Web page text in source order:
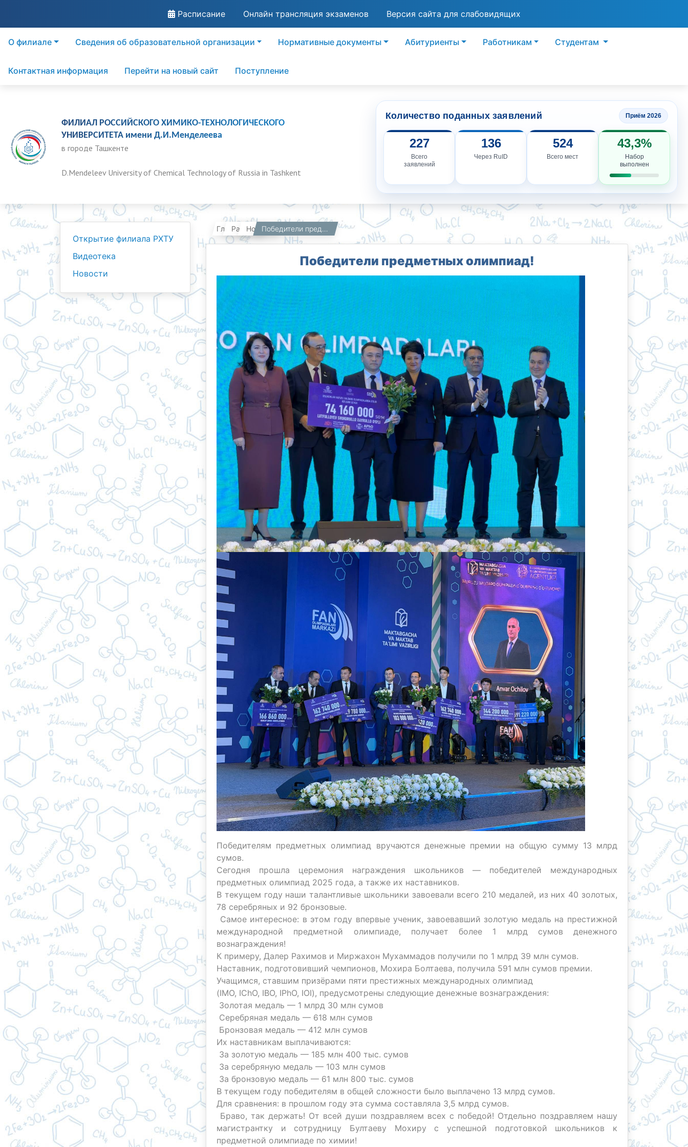
Расписание Онлайн трансляция экзаменов Версия сайта для слабовидящих
О филиале Сведения об образовательной организации Нормативные документы Абитуриенты Работникам Студентам
Контактная информация Перейти на новый сайт Поступление
ФИЛИАЛ РОССИЙСКОГО ХИМИКО-ТЕХНОЛОГИЧЕСКОГО
УНИВЕРСИТЕТА имени Д.И.Менделеева
в городе Ташкенте
D.Mendeleev University of Chemical Technology of Russia in Tashkent
Количество поданных заявлений Приём 2026
227
Всего
заявлений
136
Через RuID
524
Всего мест
43,3%
Набор
выполнен
Открытие филиала РХТУ
Видеотека
Новости
Главная Работникам Новости Победители предметных олимпиад!
Победители предметных олимпиад!
Победителям предметных олимпиад вручаются денежные премии на общую сумму 13 млрд
сумов.
Сегодня прошла церемония награждения школьников — победителей международных
предметных олимпиад 2025 года, а также их наставников.
В текущем году наши талантливые школьники завоевали всего 210 медалей, из них 40 золотых,
78 серебряных и 92 бронзовые.
Самое интересное: в этом году впервые ученик, завоевавший золотую медаль на престижной
международной предметной олимпиаде, получает более 1 млрд сумов денежного
вознаграждения!
К примеру, Далер Рахимов и Миржахон Мухаммадов получили по 1 млрд 39 млн сумов.
Наставник, подготовивший чемпионов, Мохира Болтаева, получила 591 млн сумов премии.
Учащимся, ставшим призёрами пяти престижных международных олимпиад
(IMO, IChO, IBO, IPhO, IOI), предусмотрены следующие денежные вознаграждения:
Золотая медаль — 1 млрд 30 млн сумов
Серебряная медаль — 618 млн сумов
Бронзовая медаль — 412 млн сумов
Их наставникам выплачиваются:
За золотую медаль — 185 млн 400 тыс. сумов
За серебряную медаль — 103 млн сумов
За бронзовую медаль — 61 млн 800 тыс. сумов
В текущем году победителям в общей сложности было выплачено 13 млрд сумов.
Для сравнения: в прошлом году эта сумма составляла 3,5 млрд сумов.
Браво, так держать! От всей души поздравляем всех с победой! Отдельно поздравляем нашу
магистрантку и сотрудницу Бултаеву Мохиру с успешной подготовкой школьников к
предметной олимпиаде по химии!